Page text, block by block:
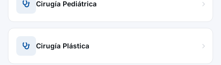
Cirugía Pediátrica
Cirugía Plástica